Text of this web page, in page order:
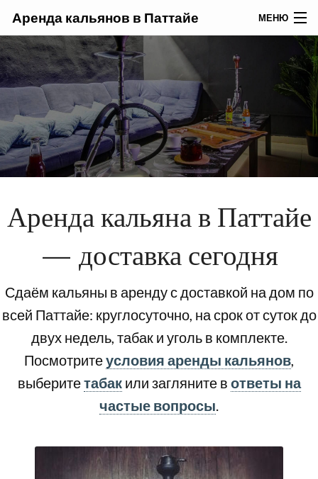
Аренда кальянов в Паттайе МЕНЮ
ГЛАВНАЯ
КАЛЬЯНЫ
ТАБАК ДЛЯ КАЛЬЯНОВ
ПОЛЕЗНЫЕ СОВЕТЫ
Аренда кальяна в Паттайе
— доставка сегодня
Сдаём кальяны в аренду с доставкой на дом по
всей Паттайе: круглосуточно, на срок от суток до
двух недель, табак и уголь в комплекте.
Посмотритеусловия аренды кальянов,
выберитетабакили загляните в ответы на
частые вопросы.